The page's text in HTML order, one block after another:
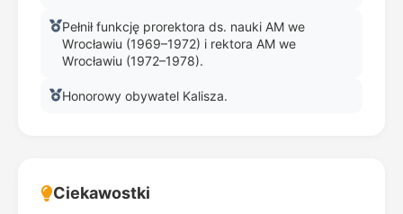
Pełnił funkcję prorektora ds. nauki AM we
Wrocławiu (1969–1972) i rektora AM we
Wrocławiu (1972–1978).
Honorowy obywatel Kalisza.
Ciekawostki